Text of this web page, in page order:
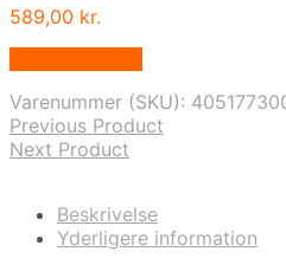
589,00 kr.
Varenummer (SKU):
Previous Product
Next Product
Beskrivelse
Yderligere information